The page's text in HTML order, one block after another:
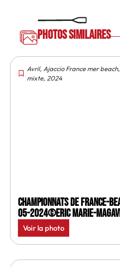
Photos similaires
Avril, Ajaccio France mer beach,
mixte, 2024
Championnats de France-
05-2024©Eric Marie-
Voir la photo